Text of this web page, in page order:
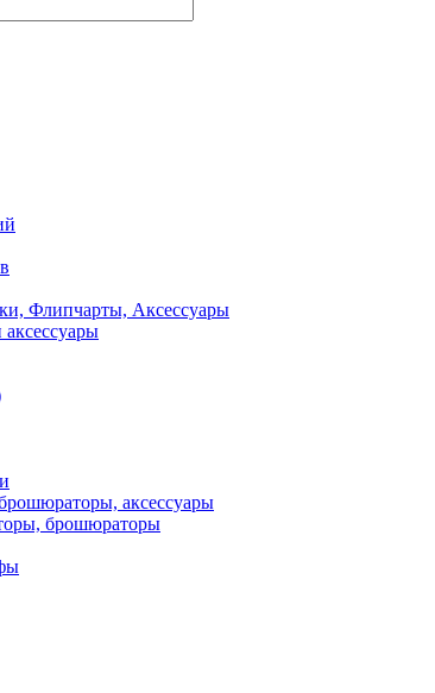
Флипчарты, Аксессуары
аксессуары
брошюраторы